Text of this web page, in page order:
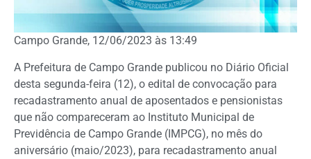
Campo Grande, 12/06/2023 às 13:49
A Prefeitura de Campo Grande publicou no Diário Oficial
desta segunda-feira (12), o edital de convocação para
recadastramento anual de aposentados e pensionistas
que não compareceram ao Instituto Municipal de
Previdência de Campo Grande (IMPCG), no mês do
aniversário (maio/2023), para recadastramento anual